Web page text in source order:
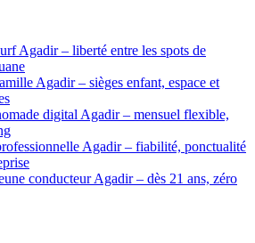
Agadir – liberté entre les spots de
Agadir – sièges enfant, espace et
digital Agadir – mensuel flexible,
Agadir – fiabilité, ponctualité
conducteur Agadir – dès 21 ans, zéro